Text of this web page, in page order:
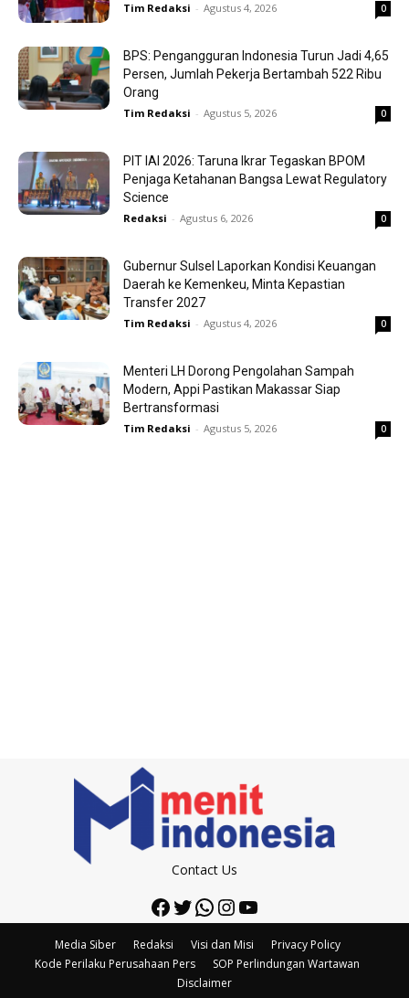
Tim Redaksi - Agustus 4, 2026 0
BPS: Pengangguran Indonesia Turun Jadi 4,65
Persen, Jumlah Pekerja Bertambah 522 Ribu
Orang
Tim Redaksi - Agustus 5, 2026 0
PIT IAI 2026: Taruna Ikrar Tegaskan BPOM
Penjaga Ketahanan Bangsa Lewat Regulatory
Science
Redaksi - Agustus 6, 2026 0
Gubernur Sulsel Laporkan Kondisi Keuangan
Daerah ke Kemenkeu, Minta Kepastian
Transfer 2027
Tim Redaksi - Agustus 4, 2026 0
Menteri LH Dorong Pengolahan Sampah
Modern, Appi Pastikan Makassar Siap
Bertransformasi
Tim Redaksi - Agustus 5, 2026 0
Contact Us
Facebook
Twitter
WhatsApp
Instagram
YouTube
Media Siber Redaksi Visi dan Misi
Privacy Policy
Kode Perilaku Perusahaan Pers
SOP Perlindungan Wartawan
Disclaimer